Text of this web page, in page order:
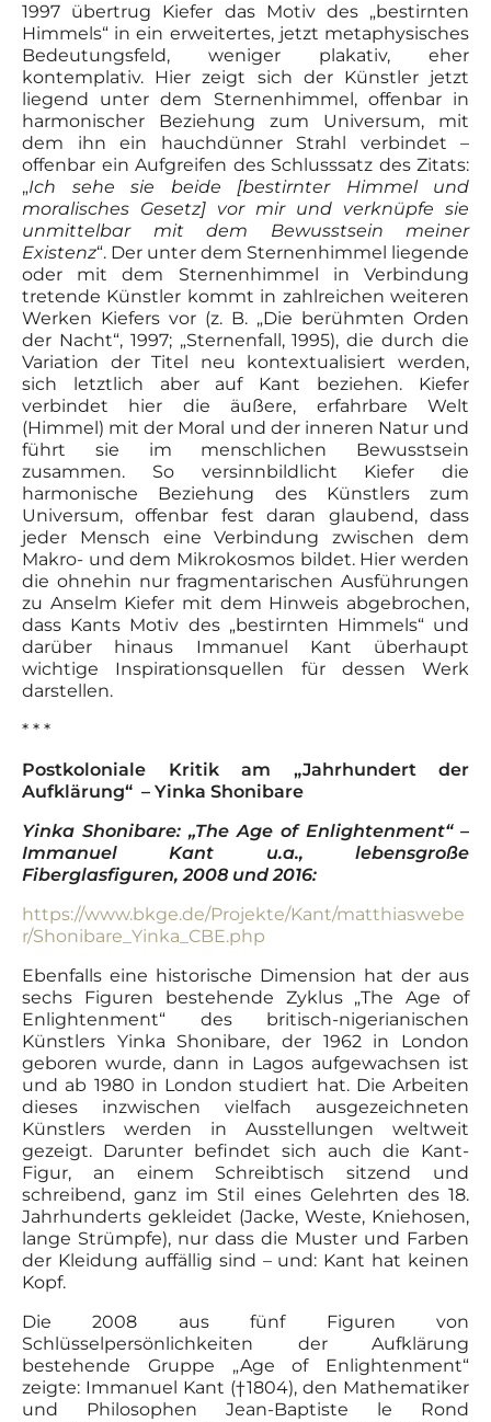
1997 übertrug Kiefer das Motiv des „bestirnten
Himmels“ in ein erweitertes, jetzt metaphysisches
Bedeutungsfeld, weniger plakativ, eher
kontemplativ. Hier zeigt sich der Künstler jetzt
liegend unter dem Sternenhimmel, offenbar in
harmonischer Beziehung zum Universum, mit
dem ihn ein hauchdünner Strahl verbindet –
offenbar ein Aufgreifen des Schlusssatz des Zitats:
„Ich sehe sie beide [bestirnter Himmel und
moralisches Gesetz] vor mir und verknüpfe sie
unmittelbar mit dem
Bewusstsein meiner
Existenz“. Der unter dem Sternenhimmel liegende
oder mit dem Sternenhimmel in Verbindung
tretende Künstler kommt in zahlreichen weiteren
Werken Kiefers vor (z. B. „Die berühmten Orden
der Nacht“, 1997; „Sternenfall, 1995), die durch die
Variation der Titel neu kontextualisiert werden,
sich letztlich aber auf Kant beziehen. Kiefer
verbindet hier die äußere, erfahrbare Welt
(Himmel) mit der Moral und der inneren Natur und
führt sie im menschlichen Bewusstsein
zusammen. So versinnbildlicht Kiefer die
harmonische Beziehung des Künstlers zum
Universum, offenbar fest daran glaubend, dass
jeder Mensch eine Verbindung zwischen dem
Makro- und dem Mikrokosmos bildet. Hier werden
die ohnehin nur fragmentarischen Ausführungen
zu Anselm Kiefer mit dem Hinweis abgebrochen,
dass Kants Motiv des „bestirnten Himmels“ und
darüber hinaus Immanuel Kant überhaupt
wichtige Inspirationsquellen für dessen Werk
darstellen.
* * *
Postkoloniale Kritik am „Jahrhundert der
Aufklärung“ – Yinka Shonibare
Yinka Shonibare: „The Age of Enlightenment“ –
Immanuel Kant u.a., lebensgroße
Fiberglasfiguren, 2008 und 2016:
https://www.bkge.de/Projekte/Kant/matthiaswebe
r/Shonibare_Yinka_CBE.php
Ebenfalls eine historische Dimension hat der aus
sechs Figuren bestehende Zyklus „The Age of
Enlightenment“ des britisch-nigerianischen
Künstlers Yinka Shonibare, der 1962 in London
geboren wurde, dann in Lagos aufgewachsen ist
und ab 1980 in London studiert hat. Die Arbeiten
dieses inzwischen vielfach ausgezeichneten
Künstlers werden in Ausstellungen weltweit
gezeigt. Darunter befindet sich auch die Kant-
Figur, an einem Schreibtisch sitzend und
schreibend, ganz im Stil eines Gelehrten des 18.
Jahrhunderts gekleidet (Jacke, Weste, Kniehosen,
lange Strümpfe), nur dass die Muster und Farben
der Kleidung auffällig sind – und: Kant hat keinen
Kopf.
Die 2008 aus fünf Figuren von
Schlüsselpersönlichkeiten der Aufklärung
bestehende Gruppe „Age of Enlightenment“
zeigte: Immanuel Kant (†1804), den Mathematiker
und Philosophen Jean-Baptiste le Rond